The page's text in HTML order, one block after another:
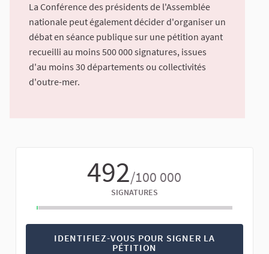
La Conférence des présidents de l'Assemblée
nationale peut également décider d'organiser un
débat en séance publique sur une pétition ayant
recueilli au moins 500 000 signatures, issues
d'au moins 30 départements ou collectivités
d'outre-mer.
492/100 000
SIGNATURES
IDENTIFIEZ-VOUS POUR SIGNER LA
PÉTITION